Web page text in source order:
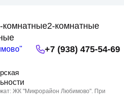
комнатные2-комнатные
+7 (938) 475-54-69
ЖК "Микрорайон Любимово". При